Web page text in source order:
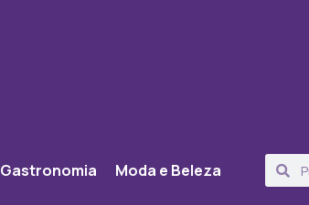
Gastronomia Moda e Beleza